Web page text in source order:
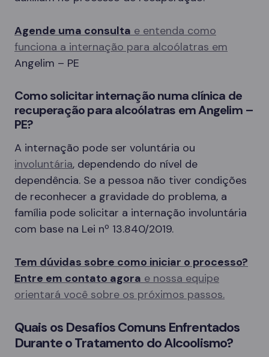
Agende uma consulta e entenda como
funciona a internação para alcoólatras em
Angelim – PE
Como solicitar internação numa clínica de
recuperação para alcoólatras em Angelim –
PE?
A internação pode ser voluntária ou
involuntária, dependendo do nível de
dependência. Se a pessoa não tiver condições
de reconhecer a gravidade do problema, a
família pode solicitar a internação involuntária
com base na Lei nº 13.840/2019.
Tem dúvidas sobre como iniciar o processo?
Entre em contato agora e nossa equipe
orientará você sobre os próximos passos.
Quais os Desafios Comuns Enfrentados
Durante o Tratamento do Alcoolismo?